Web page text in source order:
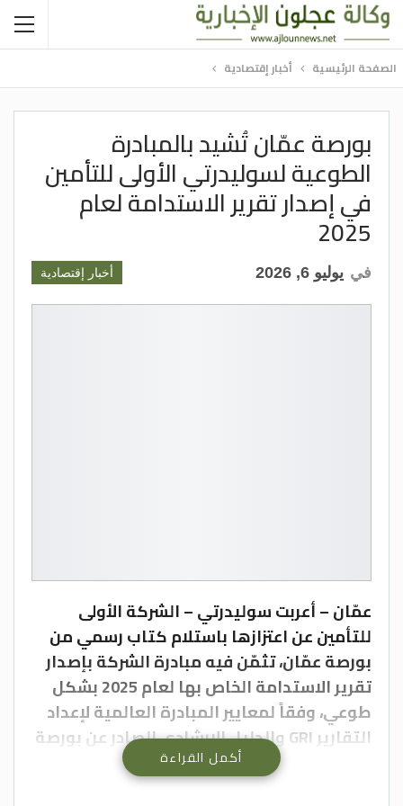
الصفحة الرئيسية أخبار إقتصادية
بورصة عمّان تُشيد بالمبادرة
الطوعية لسوليدرتي الأولى للتأمين
في إصدار تقرير الاستدامة لعام
2025
أخبار إقتصادية في يوليو 6, 2026
عمّان – أعربت سوليدرتي – الشركة الأولى
للتأمين عن اعتزازها باستلام كتاب رسمي من
بورصة عمّان، تثمّن فيه مبادرة الشركة بإصدار
تقرير الاستدامة الخاص بها لعام 2025 بشكل
طوعي، وفقاً لمعايير المبادرة العالمية لإعداد
التقارير GRI والدليل الإرشادي الصادر عن بورصة
أكمل القراءة